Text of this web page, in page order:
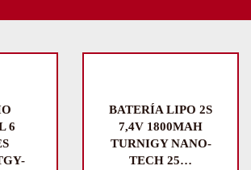
6
BATERÍA LIPO 2S
7,4V 1800MAH
TURNIGY NANO-
TECH 25…